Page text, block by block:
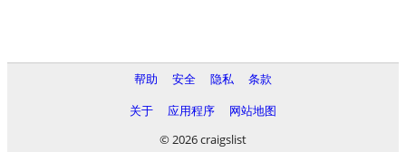
帮助 安全 隐私
条款
关于
应用程序
网站地图
© 2026 craigslist